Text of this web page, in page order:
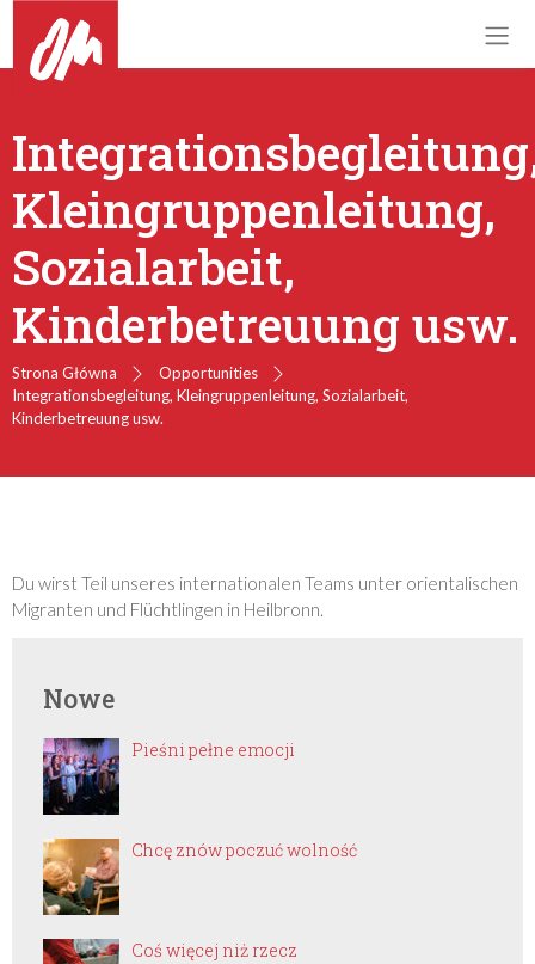
Kleingruppenleitung,
Sozialarbeit,
Kinderbetreuung usw.
Strona Główna
Opportunities
Integrationsbegleitung, Kleingruppenleitung, Sozialarbeit,
Kinderbetreuung usw.
Du wirst Teil unseres internationalen Teams unter orientalischen
Migranten und Flüchtlingen in Heilbronn.
Nowe
Pieśni pełne emocji
Chcę znów poczuć wolność
Coś więcej niż rzecz